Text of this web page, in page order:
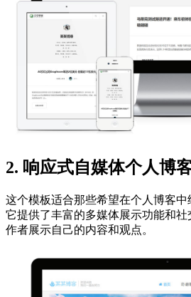
2. 响应式自媒体个人博
这个模板适合那些希望在个人博客中
它提供了丰富的多媒体展示功能和社
作者展示自己的内容和观点。